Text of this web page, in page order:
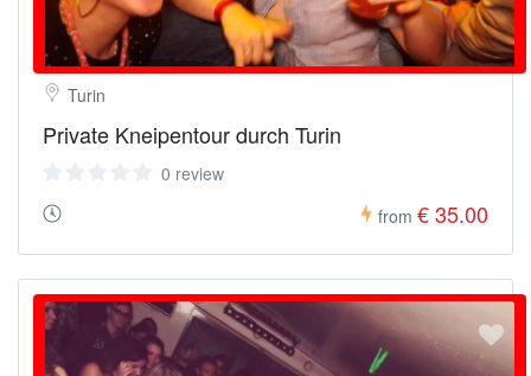
Turin
Private Kneipentour durch Turin
0 review
from € 35.00